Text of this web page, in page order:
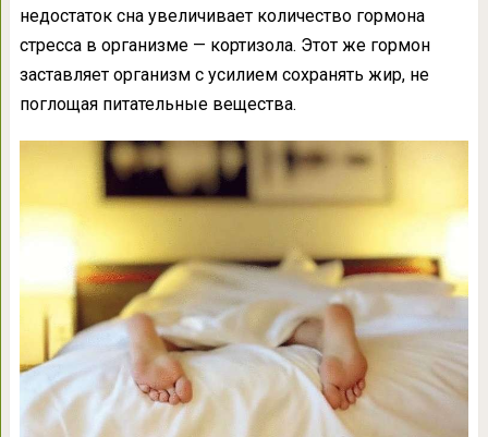
недостаток сна увеличивает количество гормона
стресса в организме — кортизола. Этот же гормон
заставляет организм с усилием сохранять жир, не
поглощая питательные вещества.